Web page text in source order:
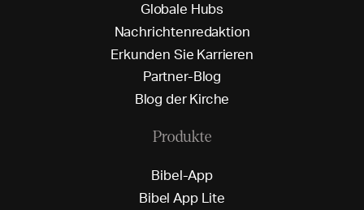
Globale Hubs
Nachrichtenredaktion
Erkunden Sie Karrieren
Partner-Blog
Blog der Kirche
Produkte
Bibel-App
Bibel App L ite